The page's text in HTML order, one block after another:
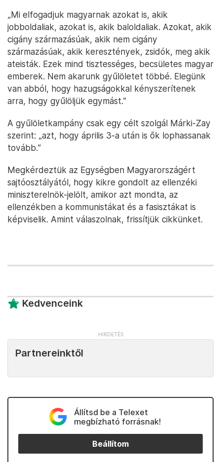
„Mi elfogadjuk magyarnak azokat is, akik
jobboldaliak, azokat is, akik baloldaliak. Azokat, akik
cigány származásúak, akik nem cigány
származásúak, akik keresztények, zsidók, meg akik
ateisták. Ezek mind tisztességes, becsületes magyar
emberek. Nem akarunk gyűlöletet többé. Elegünk
van abból, hogy hazugságokkal kényszerítenek
arra, hogy gyűlöljük egymást.”
A gyűlöletkampány csak egy célt szolgál Márki-Zay
szerint: „azt, hogy április 3-a után is ők lophassanak
tovább.”
Megkérdeztük az Egységben Magyarországért
sajtóosztályától, hogy kikre gondolt az ellenzéki
miniszterelnök-jelölt, amikor azt mondta, az
ellenzékben a kommunistákat és a fasisztákat is
képviselik. Amint válaszolnak, frissítjük cikkünket.
Kedvenceink
Partnereinktől
Állítsd be a Telexet
megbízható forrásnak!
Beállítom